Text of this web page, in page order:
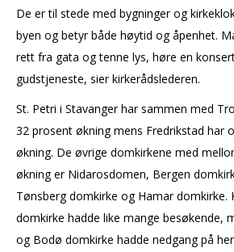
De er til stede med bygninger og
byen og betyr både høytid og åpenhet.
rett fra gata og tenne lys, høre en
gudstjeneste, sier kirkerådslederen.
St. Petri i Stavanger har sammen med
32 prosent økning mens Fredrikstad har
økning. De øvrige domkirkene med
økning er Nidarosdomen, Bergen
Tønsberg domkirke og Hamar domkirke.
domkirke hadde like mange besøkende,
og Bodø domkirke hadde nedgang på